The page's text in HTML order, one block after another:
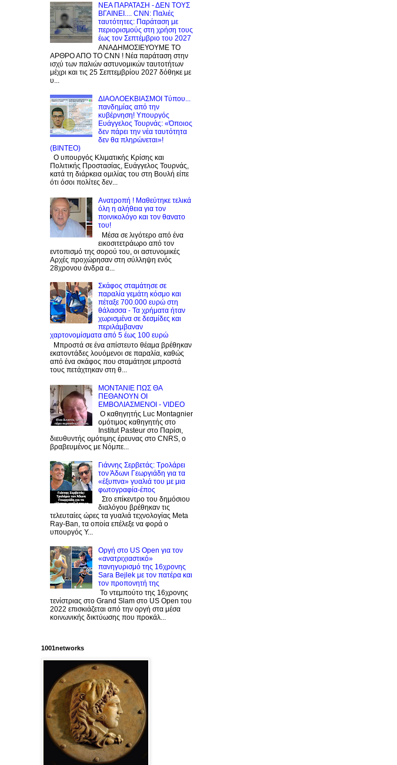
NEA ΠΑΡΑΤΑΣΗ - ΔΕΝ ΤΟΥΣ
ΒΓΑΙΝΕΙ.... CNN: Παλιές
ταυτότητες: Παράταση με
περιορισμούς στη χρήση τους
έως τον Σεπτέμβριο του 2027
ΑΝΑΔΗΜΟΣΙΕΥΟΥΜΕ ΤΟ
ΑΡΘΡΟ ΑΠΟ ΤΟ CNN ! Νέα παράταση στην
ισχύ των παλιών αστυνομικών ταυτοτήτων
μέχρι και τις 25 Σεπτεμβρίου 2027 δόθηκε με
υ...
ΔΙΑΟΛΟΕΚΒΙΑΣΜΟΙ Tύπου...
πανδημίας από την
κυβέρνηση! Υπουργός
Ευάγγελος Τουρνάς: «Όποιος
δεν πάρει την νέα ταυτότητα
δεν θα πληρώνεται»!
(BINTEO)
Ο υπουργός Κλιματικής Κρίσης και
Πολιτικής Προστασίας, Ευάγγελος Τουρνάς,
κατά τη διάρκεια ομιλίας του στη Βουλή είπε
ότι όσοι πολίτες δεν...
Ανατροπή ! Mαθεύτηκε τελικά
όλη η αλήθεια για τον
ποινικολόγο και τον θανατο
του!
Μέσα σε λιγότερο από ένα
εικοσιτετράωρο από τον
εντοπισμό της σορού του, οι αστυνομικές
Αρχές προχώρησαν στη σύλληψη ενός
28χρονου άνδρα α...
Σκάφος σταμάτησε σε
παραλία γεμάτη κόσμο και
πέταξε 700.000 ευρώ στη
θάλασσα - Τα χρήματα ήταν
χωρισμένα σε δεσμίδες και
περιλάμβαναν
χαρτονομίσματα από 5 έως 100 ευρώ
Μπροστά σε ένα απίστευτο θέαμα βρέθηκαν
εκατοντάδες λουόμενοι σε παραλία, καθώς
από ένα σκάφος που σταμάτησε μπροστά
τους πετάχτηκαν στη θ...
ΜΟΝΤΑΝΙΕ ΠΩΣ ΘΑ
ΠΕΘΑΝΟΥΝ ΟΙ
ΕΜΒΟΛΙΑΣΜΕΝΟΙ - VIDEO
Ο καθηγητής Luc Montagnier
ομότιμος καθηγητής στο
Institut Pasteur στο Παρίσι,
διευθυντής ομότιμης έρευνας στο CNRS, o
βραβευμένος με Νόμπε...
Γιάννης Σερβετάς: Τρολάρει
τον Άδωνι Γεωργιάδη για τα
«έξυπνα» γυαλιά του με μια
φωτογραφία-έπος
Στο επίκεντρο του δημόσιου
διαλόγου βρέθηκαν τις
τελευταίες ώρες τα γυαλιά τεχνολογίας Meta
Ray-Ban, τα οποία επέλεξε να φορά ο
υπουργός Υ...
Οργή στο US Open για τον
«ανατριχιαστικό»
πανηγυρισμό της 16χρονης
Sara Bejlek με τον πατέρα και
τον προπονητή της
Το ντεμπούτο της 16χρονης
τενίστριας στο Grand Slam στο US Open του
2022 επισκιάζεται από την οργή στα μέσα
κοινωνικής δικτύωσης που προκάλ...
1001networks